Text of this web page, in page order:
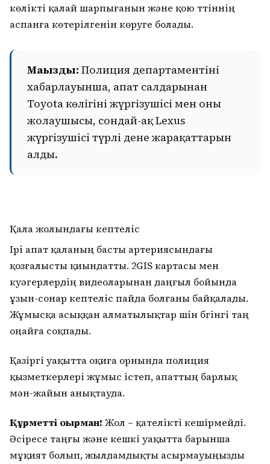
көлікті қалай шарпығанын және қою түтіннің
аспанға көтерілгенін көруге болады.
Маңызды: Полиция департаментінің
хабарлауынша, апат салдарынан
Toyota көлігінің жүргізушісі мен оның
жолаушысы, сондай-ақ Lexus
жүргізушісі түрлі дене жарақаттарын
алды.
Қала жолындағы кептеліс
Ірі апат қаланың басты артериясындағы
қозғалысты қиындатты. 2GIS картасы мен
куәгерлердің видеоларынан даңғыл бойында
ұзын-сонар кептеліс пайда болғаны байқалады.
Жұмысқа асыққан алматылықтар үшін бүгінгі таң
оңайға соқпады.
Қазіргі уақытта оқиға орнында полиция
қызметкерлері жұмыс істеп, апаттың барлық
мән-жайын анықтауда.
Құрметті оқырман! Жол – қателікті кешірмейді.
Әсіресе таңғы және кешкі уақытта барынша
мұқият болып, жылдамдықты асырмауыңызды